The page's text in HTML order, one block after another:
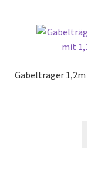
Gabelträger